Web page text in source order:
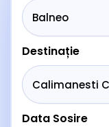
Destinație
Data Sosire